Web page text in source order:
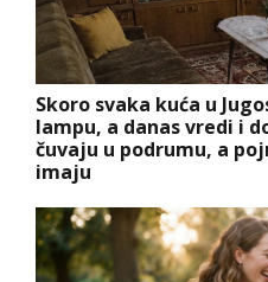
Skoro svaka kuća u
lampu, a danas vredi i
čuvaju u podrumu, a
imaju